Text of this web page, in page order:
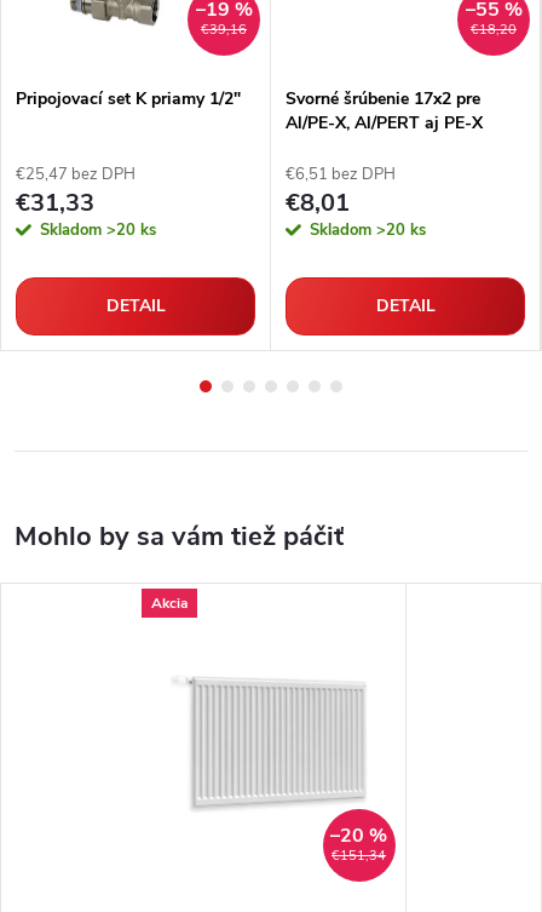
€39,16
–19 %
Pripojovací set K priamy 1/2"
€25,47 bez DPH
€31,33
Skladom >20 ks
DETAIL
€18,20
–55 %
Svorné šrúbenie 17x2 pre
Al/PE-X, Al/PERT aj PE-X
€6,51 bez DPH
€8,01
Skladom >20 ks
DETAIL
Akcia
€151,34
–20 %